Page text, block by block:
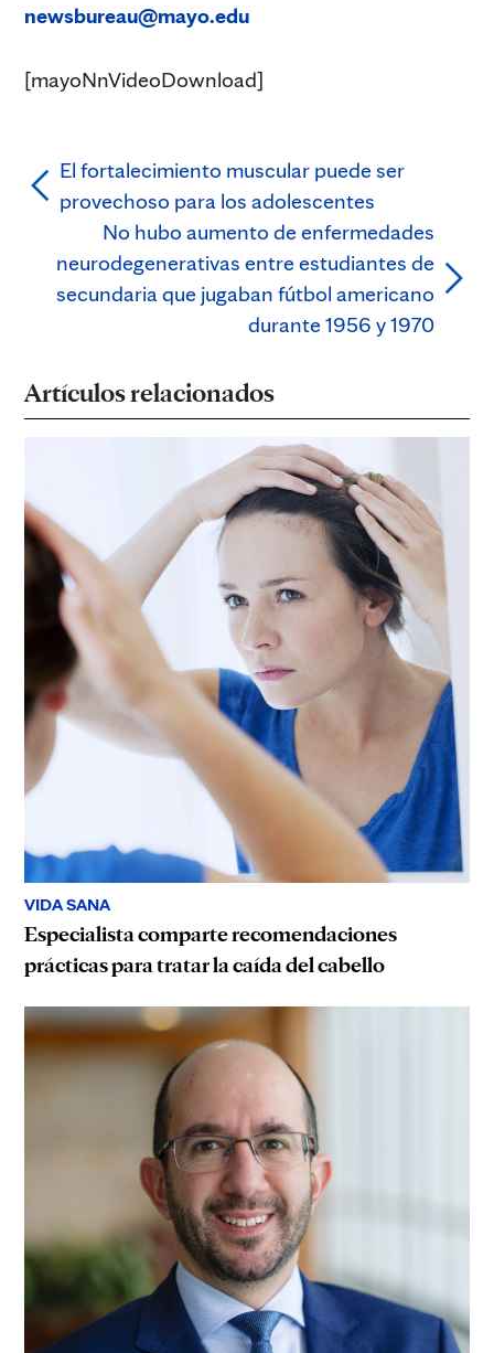
newsbureau@mayo.edu
[mayoNnVideoDownload]
El fortalecimiento muscular puede ser
provechoso para los adolescentes
No hubo aumento de enfermedades
neurodegenerativas entre estudiantes de
secundaria que jugaban fútbol americano
durante 1956 y 1970
Artículos relacionados
VIDA SANA
Especialista comparte recomendaciones
prácticas para tratar la caída del cabello